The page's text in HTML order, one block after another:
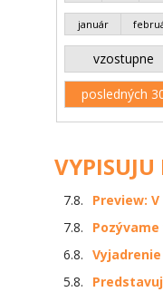
január
vzostupne
posledných
7.8.
Preview:
7.8.
6.8.
5.8.